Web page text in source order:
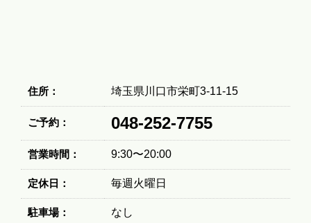
住所： 埼玉県川口市栄町3-11-15
ご予約： 048-252-7755
営業時間： 9:30〜20:00
定休日： 毎週火曜日
駐車場： なし